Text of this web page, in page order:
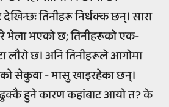
तिनीहरू निर्धक्क छन्। सारा
भेला भएको छ; तिनीहरूको एक-
लौरो छ। अनि तिनीहरूले आगोमा
सेकुवा - मासु खाइरहेका छन्।
हुने कारण कहांबाट आयो त? के